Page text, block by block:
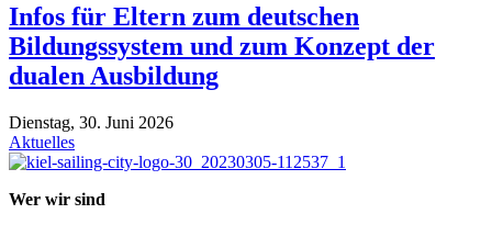
Infos für Eltern zum deutschen
Bildungssystem und zum Konzept der
dualen Ausbildung
Dienstag, 30. Juni 2026
Aktuelles
Wer wir sind